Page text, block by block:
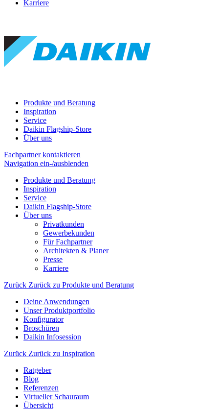
Karriere
Produkte und Beratung
Inspiration
Service
Daikin Flagship-Store
Über uns
Fachpartner kontaktieren
Navigation ein-/ausblenden
Produkte und Beratung
Inspiration
Service
Daikin Flagship-Store
Über uns
Privatkunden
Gewerbekunden
Für Fachpartner
Architekten & Planer
Presse
Karriere
Zurück Zurück zu Produkte und Beratung
Deine Anwendungen
Unser Produktportfolio
Konfigurator
Broschüren
Daikin Infosession
Zurück Zurück zu Inspiration
Ratgeber
Blog
Referenzen
Virtueller Schauraum
Übersicht